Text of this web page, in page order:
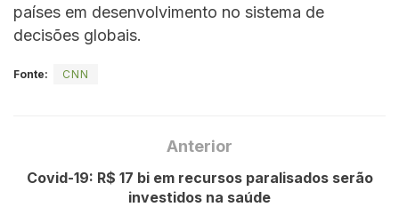
países em desenvolvimento no sistema de
decisões globais.
Fonte: CNN
Anterior
Covid-19: R$ 17 bi em recursos paralisados serão
investidos na saúde